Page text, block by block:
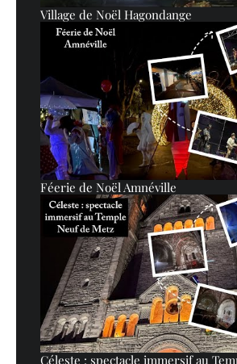
Village de Noël Hagondange
Féerie de Noël Amnéville
Céleste : spectacle immersif au